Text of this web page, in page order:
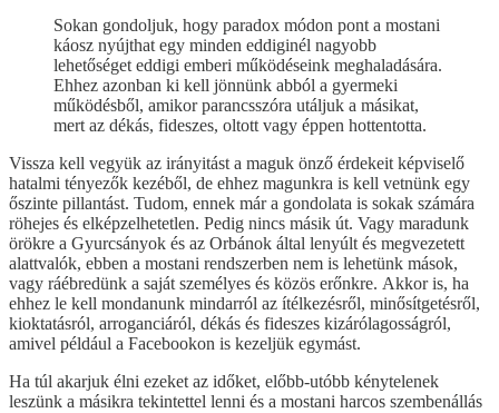
Sokan gondoljuk, hogy paradox módon pont a mostani
káosz nyújthat egy minden eddiginél nagyobb
lehetőséget eddigi emberi működéseink meghaladására.
Ehhez azonban ki kell jönnünk abból a gyermeki
működésből, amikor parancsszóra utáljuk a másikat,
mert az dékás, fideszes, oltott vagy éppen hottentotta.
Vissza kell vegyük az irányitást a maguk önző érdekeit képviselő
hatalmi tényezők kezéből, de ehhez magunkra is kell vetnünk egy
őszinte pillantást. Tudom, ennek már a gondolata is sokak számára
röhejes és elképzelhetetlen. Pedig nincs másik út. Vagy maradunk
örökre a Gyurcsányok és az Orbánok által lenyúlt és megvezetett
alattvalók, ebben a mostani rendszerben nem is lehetünk mások,
vagy ráébredünk a saját személyes és közös erőnkre. Akkor is, ha
ehhez le kell mondanunk mindarról az ítélkezésről, minősítgetésről,
kioktatásról, arroganciáról, dékás és fideszes kizárólagosságról,
amivel például a Facebookon is kezeljük egymást.
Ha túl akarjuk élni ezeket az időket, előbb-utóbb kénytelenek
leszünk a másikra tekintettel lenni és a mostani harcos szembenállás